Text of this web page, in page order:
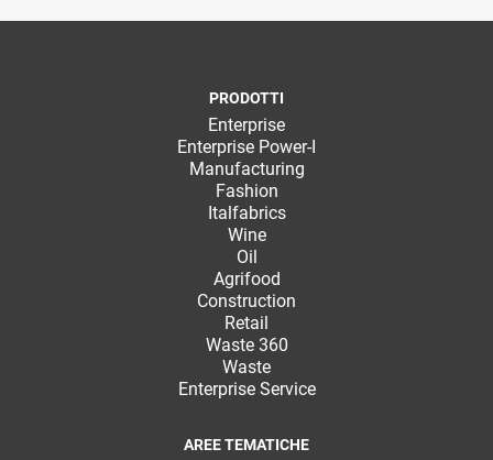
PRODOTTI
Enterprise
Enterprise Power-I
Manufacturing
Fashion
Italfabrics
Wine
Oil
Agrifood
Construction
Retail
Waste 360
Waste
Enterprise Service
AREE TEMATICHE